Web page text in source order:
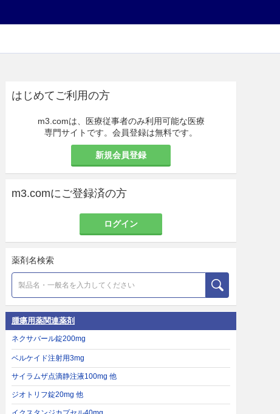
はじめてご利用の方
m3.comは、医療従事者のみ利用可能な医療
専門サイトです。会員登録は無料です。
新規会員登録
m3.comにご登録済の方
ログイン
薬剤名検索
腫瘍用薬関連薬剤
ネクサバール錠200mg
ベルケイド注射用3mg
サイラムザ点滴静注液100mg 他
ジオトリフ錠20mg 他